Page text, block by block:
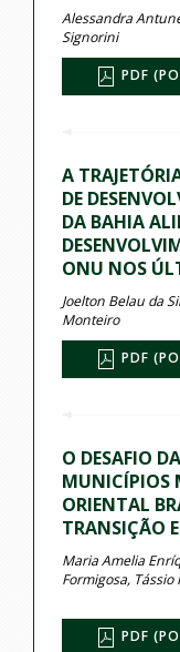
Alessandra
Signorini
PDF
A
DE
DA BAHIA
ONU NOS
Joelton Belau da
Monteiro
PDF
O DESAFIO
MUNICÍPIOS
ORIENTAL
TRANSIÇÃO
Maria Amelia
Formigosa,
PDF